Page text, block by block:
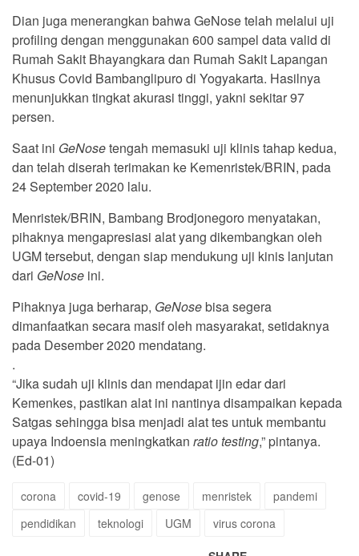
Dian juga menerangkan bahwa GeNose telah melalui uji
profiling dengan menggunakan 600 sampel data valid di
Rumah Sakit Bhayangkara dan Rumah Sakit Lapangan
Khusus Covid Bambanglipuro di Yogyakarta. Hasilnya
menunjukkan tingkat akurasi tinggi, yakni sekitar 97
persen.
Saat ini GeNosetengah memasuki uji klinis tahap kedua,
dan telah diserah terimakan ke Kemenristek/BRIN, pada
24 September 2020 lalu.
Menristek/BRIN, Bambang Brodjonegoro menyatakan,
pihaknya mengapresiasi alat yang dikembangkan oleh
UGM tersebut, dengan siap mendukung uji kinis lanjutan
dari GeNose ini.
Pihaknya juga berharap, GeNosebisa segera
dimanfaatkan secara masif oleh masyarakat, setidaknya
pada Desember 2020 mendatang.
.
“Jika sudah uji klinis dan mendapat ijin edar dari
Kemenkes, pastikan alat ini nantinya disampaikan kepada
Satgas sehingga bisa menjadi alat tes untuk membantu
upaya Indoensia meningkatkan ratio testing,” pintanya.
(Ed-01)
corona covid-19 genose menristek
pandemi
pendidikan
teknologi UGM virus corona